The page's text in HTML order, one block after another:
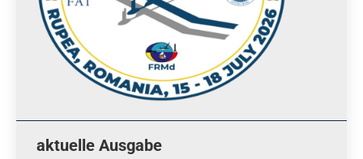
aktuelle Ausgabe